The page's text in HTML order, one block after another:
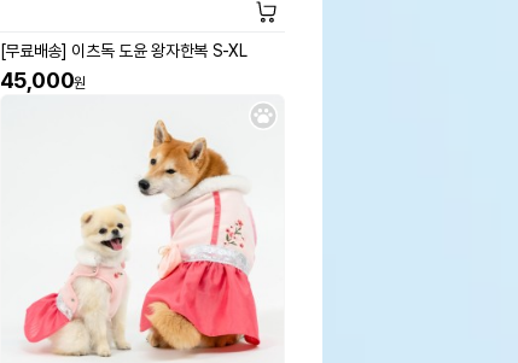
[무료배송] 이츠독 도윤 왕자한복 S-XL
45,000원